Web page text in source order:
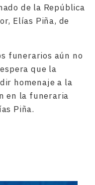
de la República
Elías Piña, de
funerarios aún no
que la
homenaje a la
en la funeraria
Piña.